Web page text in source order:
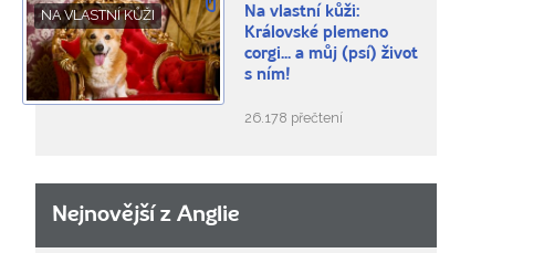
NA VLASTNÍ KŮŽI
Na vlastní kůži:
Královské plemeno
corgi... a můj (psí) život
s ním!
26.178 přečtení
Nejnovější z Anglie